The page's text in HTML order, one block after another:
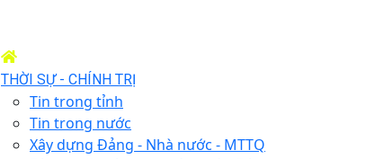
THỜI SỰ - CHÍNH TRỊ
Tin trong tỉnh
Tin trong nước
Xây dựng Đảng - Nhà nước - MTTQ